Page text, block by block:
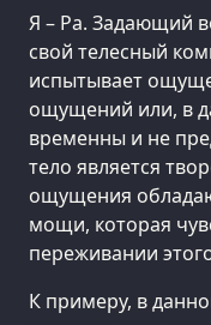
Я – Ра. Задающий
свой телесный
испытывает
ощущений или, в
временны и не
тело является
ощущения
мощи, которая
переживании
К примеру, в